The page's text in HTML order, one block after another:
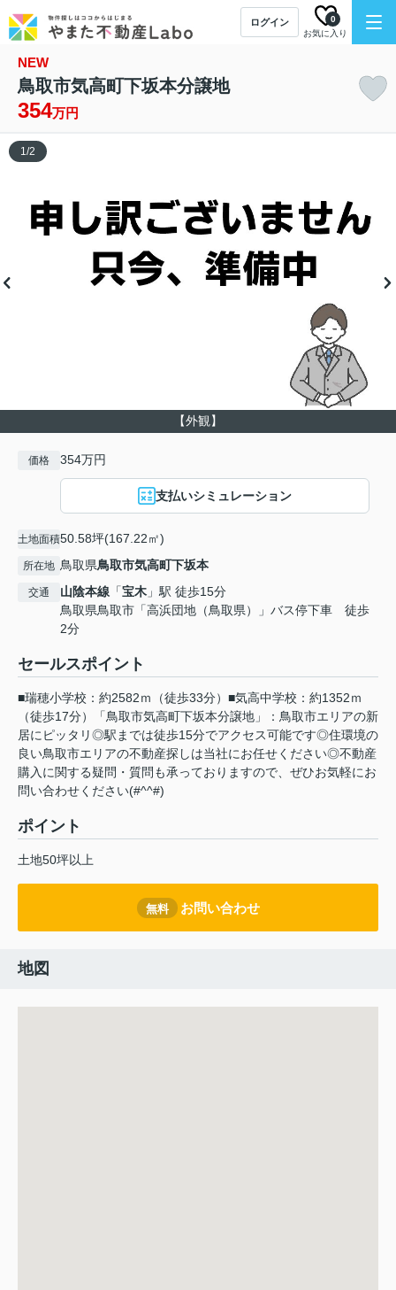
ログイン
お気に入り
0
NEW
鳥取市気高町下坂本分譲地
354万円
【外観】
1/2
価格 354万円
支払いシミュレーション
土地面積50.58坪(167.22㎡)
所在地 鳥取県鳥取市気高町下坂本
交通 山陰本線 「宝木 」駅 徒歩15分
鳥取県鳥取市「高浜団地（鳥取県）」バス停下車 徒歩
2分
セールスポイント
■瑞穂小学校：約2582ｍ（徒歩33分）■気高中学校：約1352ｍ
（徒歩17分）「鳥取市気高町下坂本分譲地」：鳥取市エリアの新
居にピッタリ◎駅までは徒歩15分でアクセス可能です◎住環境の
良い鳥取市エリアの不動産探しは当社にお任せください◎不動産
購入に関する疑問・質問も承っておりますので、ぜひお気軽にお
問い合わせください(#^^#)
ポイント
土地50坪以上
無料 お問い合わせ
地図